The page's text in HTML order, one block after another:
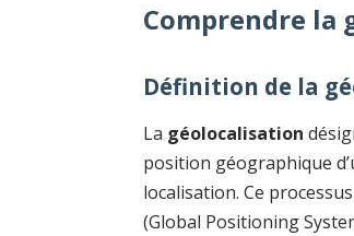
Comprendre la
Définition de la
La géolocalisation
position géographique
localisation. Ce
(Global Positioning